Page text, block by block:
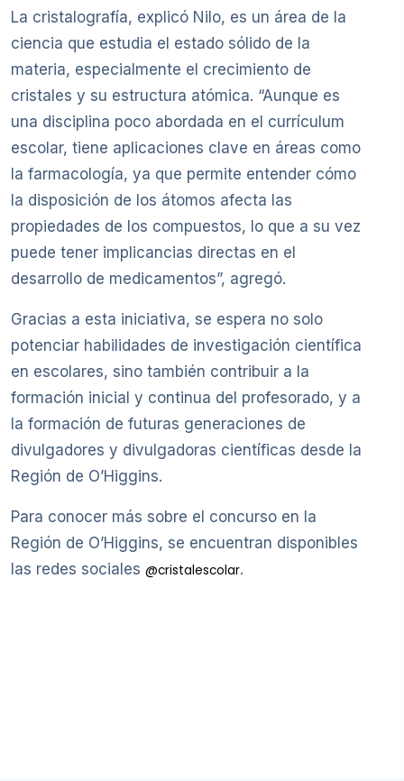
La cristalografía, explicó Nilo, es un área de la
ciencia que estudia el estado sólido de la
materia, especialmente el crecimiento de
cristales y su estructura atómica. “Aunque es
una disciplina poco abordada en el currículum
escolar, tiene aplicaciones clave en áreas como
la farmacología, ya que permite entender cómo
la disposición de los átomos afecta las
propiedades de los compuestos, lo que a su vez
puede tener implicancias directas en el
desarrollo de medicamentos”, agregó.
Gracias a esta iniciativa, se espera no solo
potenciar habilidades de investigación científica
en escolares, sino también contribuir a la
formación inicial y continua del profesorado, y a
la formación de futuras generaciones de
divulgadores y divulgadoras científicas desde la
Región de O’Higgins.
Para conocer más sobre el concurso en la
Región de O’Higgins, se encuentran disponibles
las redes sociales @cristalescolar.